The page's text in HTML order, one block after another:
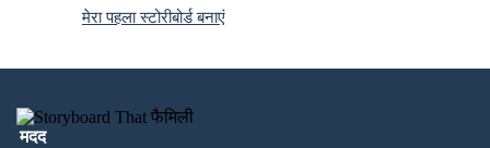
मेरा पहला स्टोरीबोर्ड बनाएं
मदद